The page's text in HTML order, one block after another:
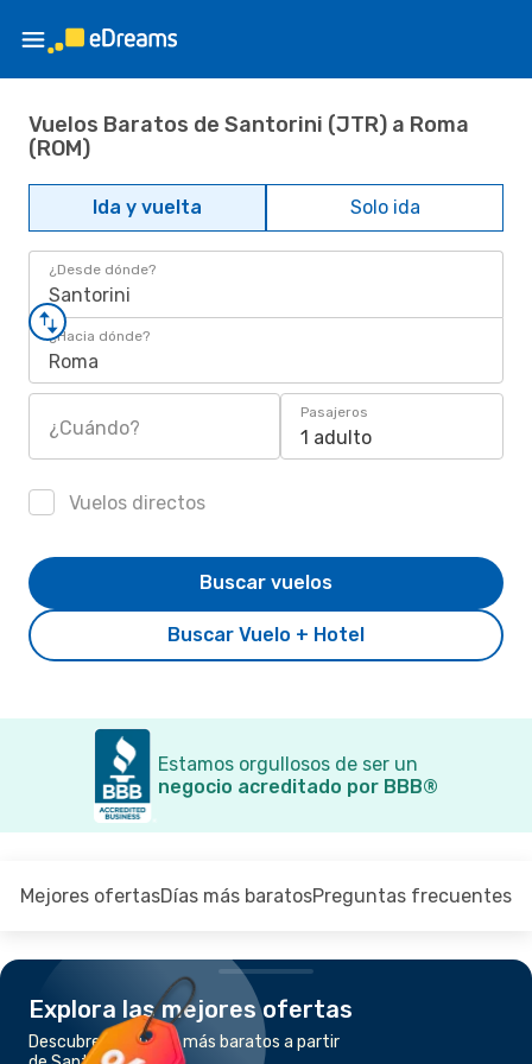
Vuelos Baratos de Santorini (JTR) a Roma
(ROM)
Ida y vuelta Solo ida
¿Desde dónde?
Santorini
¿Hacia dónde?
Roma
¿Cuándo?
Pasajeros
1 adulto
Vuelos directos
Buscar Vuelo + Hotel
Buscar vuelos
Estamos orgullosos de ser un
negocio acreditado por BBB®
Mejores ofertasDías más baratosPreguntas frecuentes
Explora las mejores ofertas
Descubre los vuelos más baratos a partir